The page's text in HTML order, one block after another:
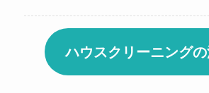
ハウスクリーニング